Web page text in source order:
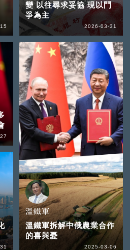
變 以往尋求妥協 現以鬥
爭為主
2026-03-31
溫鐵軍
溫鐵軍拆解中俄農業合作
的喜與憂
2025-03-06